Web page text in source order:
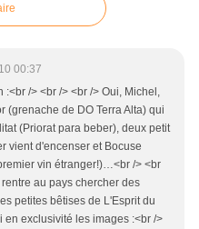
00:37
:<br /> <br /> <br /> Oui, Michel,
(grenache de DO Terra Alta) qui
(Priorat para beber), deux petit
vient d'encenser et Bocuse
vin étranger!)…<br /> <br
au pays chercher des
petites bêtises de L'Esprit du
en exclusivité les images :<br />